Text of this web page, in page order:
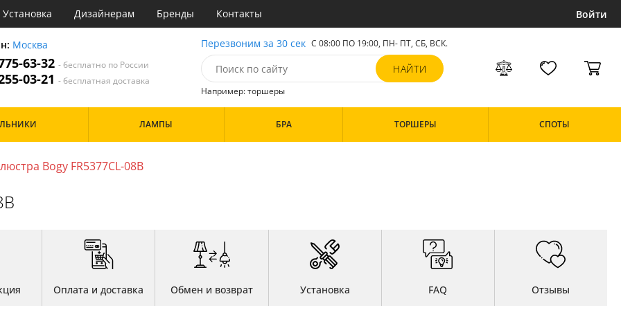
Установка Дизайнерам Бренды Контакты Войти
Москва
63-32 - бесплатно по России
03-21 - бесплатная доставка
Перезвоним за 30 сек С 08:00 ПО 19:00, ПН- ПТ,СБ, ВСК.
Например: торшеры
Кафе
Коридор и прихожая
Бронза
Золото
Особенности
ЛАМПЫ БРА ТОРШЕРЫ СПОТЫ
Bogy FR5377CL-08B
Оплата и доставка Обмен и возврат Установка FAQ Отзывы